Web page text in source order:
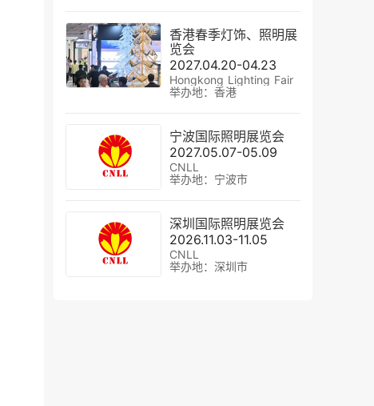
香港春季灯饰、照明展
览会
2027.04.20-04.23
Hongkong Lighting Fair
举办地：香港
宁波国际照明展览会
2027.05.07-05.09
CNLL
举办地：宁波市
深圳国际照明展览会
2026.11.03-11.05
CNLL
举办地：深圳市